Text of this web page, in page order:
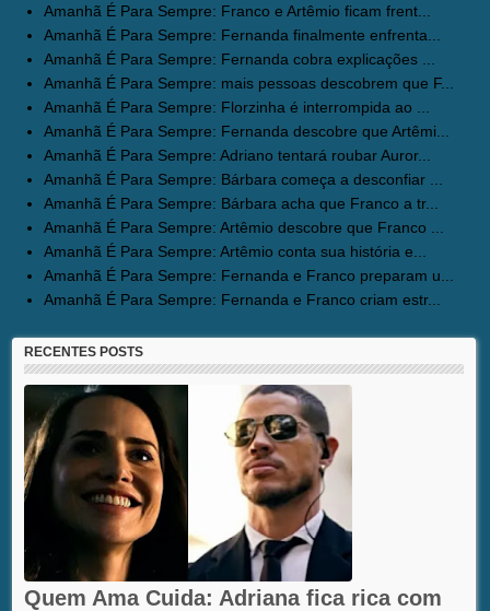
Amanhã É Para Sempre: Franco e Artêmio ficam frent...
Amanhã É Para Sempre: Fernanda finalmente enfrenta...
Amanhã É Para Sempre: Fernanda cobra explicações ...
Amanhã É Para Sempre: mais pessoas descobrem que F...
Amanhã É Para Sempre: Florzinha é interrompida ao ...
Amanhã É Para Sempre: Fernanda descobre que Artêmi...
Amanhã É Para Sempre: Adriano tentará roubar Auror...
Amanhã É Para Sempre: Bárbara começa a desconfiar ...
Amanhã É Para Sempre: Bárbara acha que Franco a tr...
Amanhã É Para Sempre: Artêmio descobre que Franco ...
Amanhã É Para Sempre: Artêmio conta sua história e...
Amanhã É Para Sempre: Fernanda e Franco preparam u...
Amanhã É Para Sempre: Fernanda e Franco criam estr...
RECENTES POSTS
Quem Ama Cuida: Adriana fica rica com